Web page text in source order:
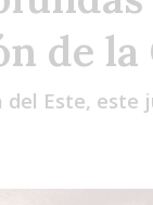
de
Este,